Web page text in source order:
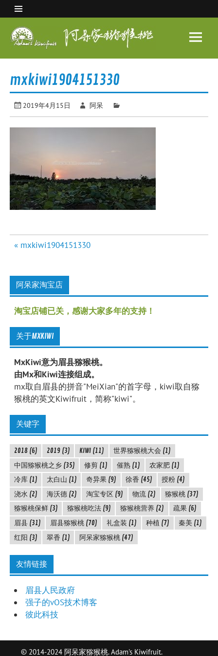
content
阿呆
家猕
mxkiwi1904151330
2019年4月15日 阿呆
文
航
« mxkiwi1904151330
阿呆家淘宝店
淘宝店铺已关，感谢大家多年的支持！
关于MXKIWI
MxKiwi意为眉县猕猴桃。
由Mx和Kiwi连接组成。
mx取自眉县的拼音"MeiXian"的首字母，kiwi取自猕
猴桃的英文Kiwifruit，简称"kiwi"。
关键字
2018(6) 2019(3) KIWI(11) 世界猕猴桃大会 (1)
中国猕猴桃之乡(35) 修剪(1) 催熟(1) 农家肥 (1)
冷库(1) 太白山 (1) 奇异果 (9) 徐香 (45) 授粉 (4)
浇水(2) 海沃德(2) 淘宝专区(9) 物流 (2) 猕猴桃 (37)
猕猴桃保鲜(3) 猕猴桃吃法(9) 猕猴桃营养(2) 疏果 (6)
眉县(31) 眉县猕猴桃(70) 礼盒装 (1) 种植 (7) 秦美 (1)
红阳 (3) 翠香 (1) 阿呆家猕猴桃(47)
友情链接
眉县人民政府
强子的vOS技术博客
彼此科技
© 2014-2024 阿呆家猕猴桃. Adam's Kiwifruit.